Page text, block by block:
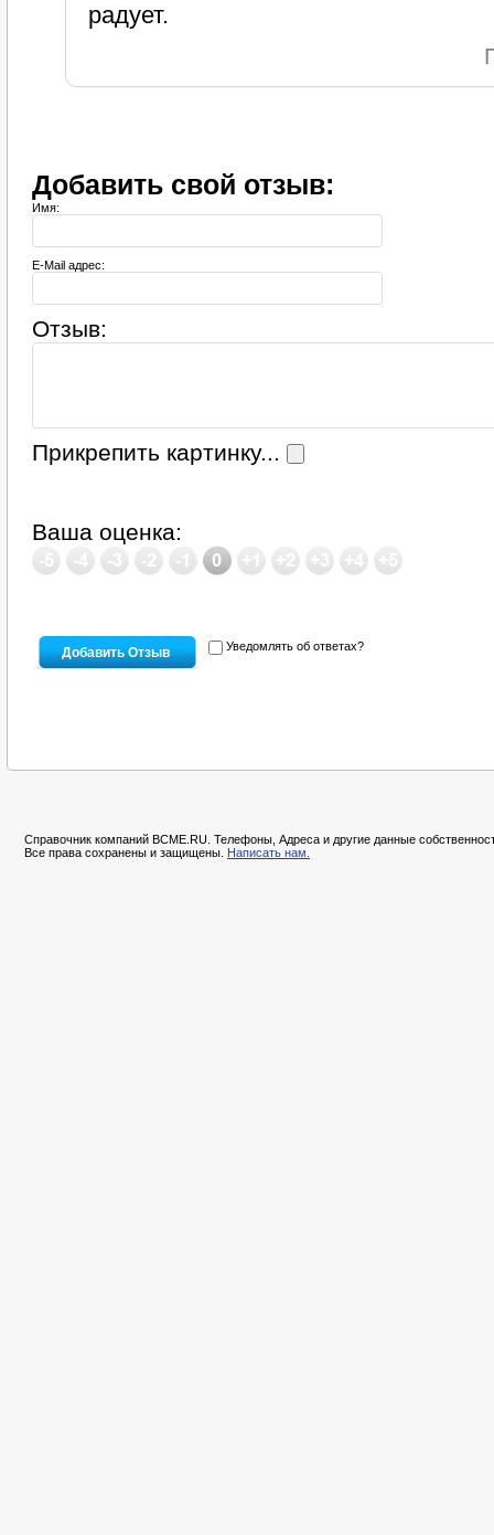
радует.
Добавить свой отзыв:
Имя:
E-Mail адрес:
Отзыв:
Прикрепить картинку...
Ваша оценка:
Уведомлять об ответах?
Справочник компаний BCME.RU. Телефоны, Адреса и другие данные
Все права сохранены и защищены. Написать нам.